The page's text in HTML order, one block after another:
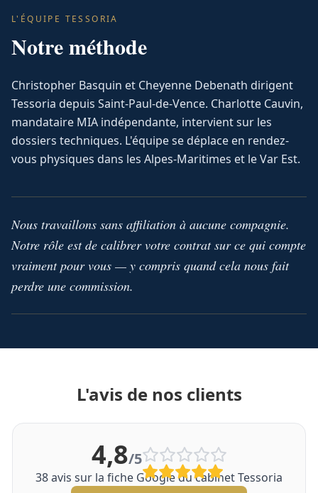
L'ÉQUIPE TESSORIA
Notre méthode
Christopher Basquin et Cheyenne Debenath dirigent
Tessoria depuis Saint-Paul-de-Vence. Charlotte Cauvin,
mandataire MIA indépendante, intervient sur les
dossiers techniques. L'équipe se déplace en rendez-
vous physiques dans les Alpes-Maritimes et le Var Est.
Nous travaillons sans affiliation à aucune compagnie.
Notre rôle est de calibrer votre contrat sur ce qui compte
vraiment pour vous — y compris quand cela nous fait
perdre une commission.
L'avis de nos clients
4,8/5
38avis sur la fiche Google du cabinet Tessoria